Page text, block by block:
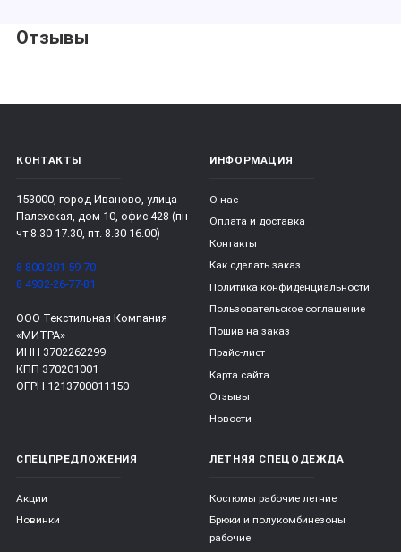
Отзывы
КОНТАКТЫ
153000, город Иваново, улица
Палехская, дом 10, офис 428 (пн-
чт 8.30-17.30, пт. 8.30-16.00)
8 800-201-59-70
8 4932-26-77-81
ООО Текстильная Компания
«МИТРА»
ИНН 3702262299
КПП 370201001
ОГРН 1213700011150
ИНФОРМАЦИЯ
О нас
Оплата и доставка
Контакты
Как сделать заказ
Политика конфиденциальности
Пользовательское соглашение
Пошив на заказ
Прайс-лист
Карта сайта
Отзывы
Новости
СПЕЦПРЕДЛОЖЕНИЯ
Акции
Новинки
ЛЕТНЯЯ СПЕЦОДЕЖДА
Костюмы рабочие летние
Брюки и полукомбинезоны
рабочие